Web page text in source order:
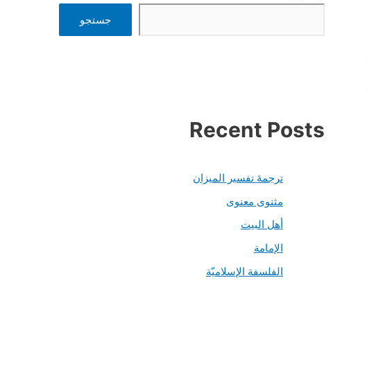
جستجو
Recent Posts
ترجمۀ تفسیر المیزان
مثنوی معنوی
أهل البيت
الإمامة
الفلسفة الإسلاميّة